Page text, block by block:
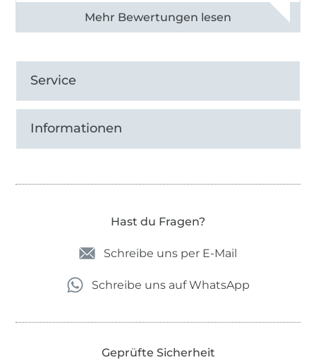
Alle 82968 Bewertungen ansehen
Service
Informationen
Hast du Fragen?
Schreibe uns per E-Mail
Schreibe uns auf WhatsApp
Geprüfte Sicherheit